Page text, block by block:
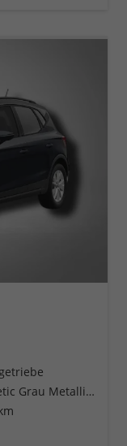
Magnetic Grau Metallic / Dach in Midnight Schwarz Metallic